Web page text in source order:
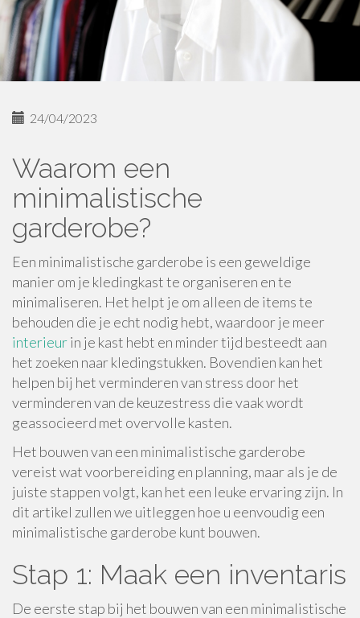
24/04/2023
Waarom een
minimalistische
garderobe?
Een minimalistische garderobe is een geweldige
manier om je kledingkast te organiseren en te
minimaliseren. Het helpt je om alleen de items te
behouden die je echt nodig hebt, waardoor je meer
interieurin je kast hebt en minder tijd besteedt aan
het zoeken naar kledingstukken. Bovendien kan het
helpen bij het verminderen van stress door het
verminderen van de keuzestress die vaak wordt
geassocieerd met overvolle kasten.
Het bouwen van een minimalistische garderobe
vereist wat voorbereiding en planning, maar als je de
juiste stappen volgt, kan het een leuke ervaring zijn. In
dit artikel zullen we uitleggen hoe u eenvoudig een
minimalistische garderobe kunt bouwen.
Stap 1: Maak een inventaris
De eerste stap bij het bouwen van een minimalistische